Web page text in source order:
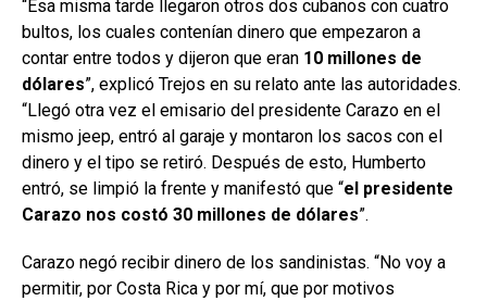
“Esa misma tarde llegaron otros dos cubanos con cuatro
bultos, los cuales contenían dinero que empezaron a
contar entre todos y dijeron que eran 10 millones de
dólares”, explicó Trejos en su relato ante las autoridades.
“Llegó otra vez el emisario del presidente Carazo en el
mismo jeep, entró al garaje y montaron los sacos con el
dinero y el tipo se retiró. Después de esto, Humberto
entró, se limpió la frente y manifestó que “el presidente
Carazo nos costó 30 millones de dólares”.
Carazo negó recibir dinero de los sandinistas. “No voy a
permitir, por Costa Rica y por mí, que por motivos